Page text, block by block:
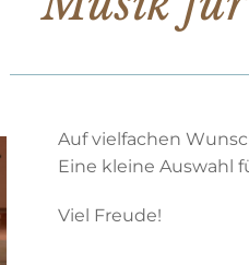
Auf vielfachen
Eine kleine Auswahl
Viel Freude!